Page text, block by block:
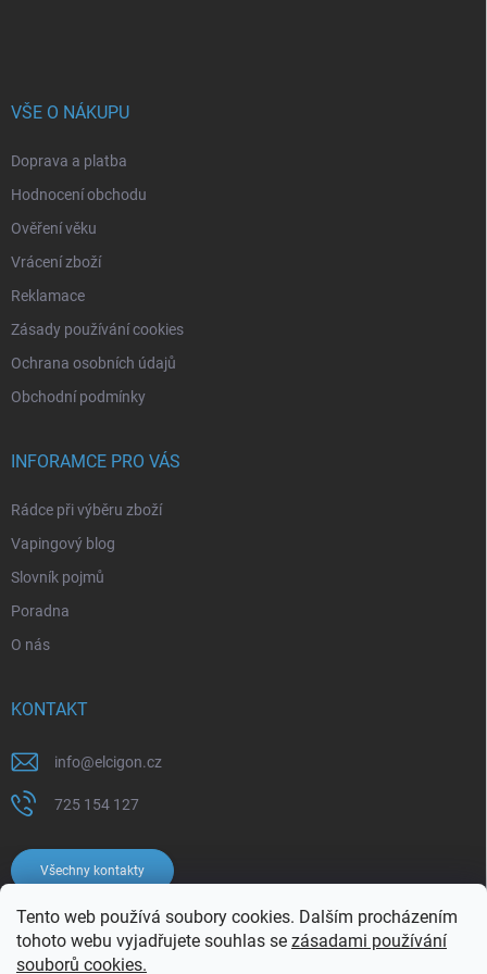
Tento web používá soubory cookies. Dalším procházením
tohoto webu vyjadřujete souhlas se zásadami používání
souborů cookies.
VŠE O NÁKUPU
Doprava a platba
Hodnocení obchodu
Ověření věku
Vrácení zboží
Reklamace
Zásady používání cookies
Ochrana osobních údajů
Obchodní podmínky
INFORAMCE PRO VÁS
Rádce při výběru zboží
Vapingový blog
Slovník pojmů
Poradna
O nás
KONTAKT
info@elcigon.cz
725 154 127
Všechny kontakty